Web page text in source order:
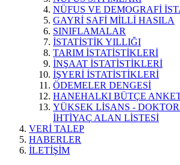
NÜFUS VE DEMOGRAFİ
GAYRİ SAFİ MİLLİ HASILA
SINIFLAMALAR
İSTATİSTİK YILLIĞI
TARIM İSTATİSTİKLERİ
İNŞAAT İSTATİSTİKLERİ
İŞYERİ İSTATİSTİKLERİ
ÖDEMELER DENGESİ
HANEHALKI BÜTÇE
YÜKSEK LİSANS -
İHTİYAÇ ALAN LİSTESİ
VERİ TALEP
HABERLER
İLETİŞİM